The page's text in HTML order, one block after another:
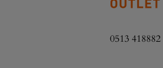
0513 418882